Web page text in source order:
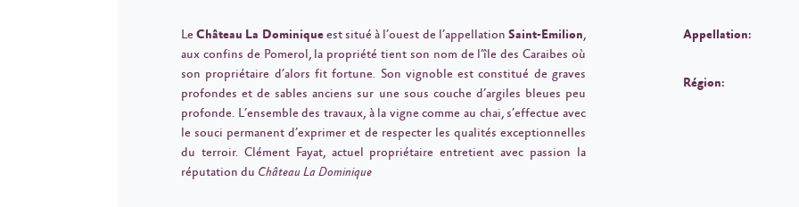
Le Château La Dominiqueest situé à l’ouest de l’appellation Saint-Emilion,
aux confins de Pomerol, la propriété tient son nom de l’île des Caraibes où
son propriétaire d’alors fit fortune. Son vignoble est constitué de graves
profondes et de sables anciens sur une sous couche d’argiles bleues peu
profonde. L’ensemble des travaux, à la vigne comme au chai, s’effectue avec
le souci permanent d’exprimer et de respecter les qualités exceptionnelles
du terroir. Clément Fayat, actuel propriétaire entretient avec passion la
réputation du Château La Dominique
Appellation:
Région: